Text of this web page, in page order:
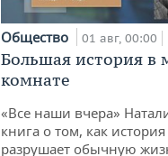
Общество 01 авг, 00:00
Большая история в
комнате
«Все наши вчера»
книга о том, как
разрушает обычную